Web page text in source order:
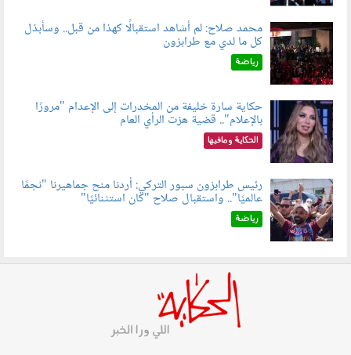
060802.jpg
محمد صلاح: لم أشاهد استقبالًا كهذا من قبل.. وسأبذل
كل ما لدي مع طرابزون
رياضة
060801.jpeg
حكاية سارة خليفة من المخدرات إلى الإعدام "مرورًا
بالإعلام".. قضية هزت الرأي العام
الحكاية ومافيها
060803.jpg
رئيس طرابزون سبور التركي: أردنا منح جماهيرنا "نجمًا
عالميًا".. واستقبال صلاح "كان استثنائيًا"
رياضة